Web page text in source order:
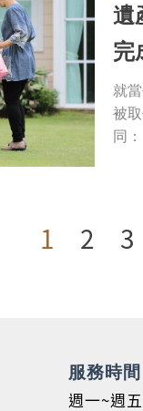
遺
完
就
被
同
1 2 3
服務時間
週一~週五